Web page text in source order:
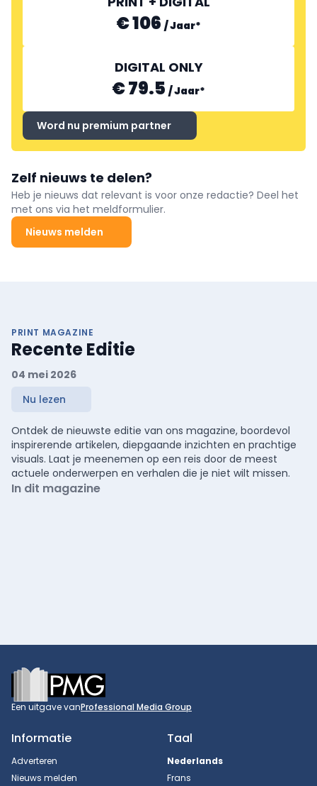
€ 106 /Jaar*
DIGITAL ONLY
€ 79.5 /Jaar*
Word nu premium partner
Zelf nieuws te delen?
Heb je nieuws dat relevant is voor onze redactie? Deel het
met ons via het meldformulier.
Nieuws melden
PRINT MAGAZINE
Recente Editie
04 mei 2026
Nu lezen
Ontdek de nieuwste editie van ons magazine, boordevol
inspirerende artikelen, diepgaande inzichten en prachtige
visuals. Laat je meenemen op een reis door de meest
actuele onderwerpen en verhalen die je niet wilt missen.
In dit magazine
Footer
Een uitgave vanProfessional Media Group
Informatie
Adverteren
Nieuws melden
Taal
Nederlands
Frans